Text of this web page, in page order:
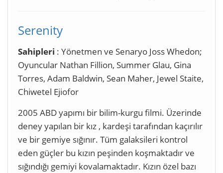
Serenity
Sahipleri : Yönetmen ve Senaryo Joss Whedon;
Oyuncular Nathan Fillion, Summer Glau, Gina
Torres, Adam Baldwin, Sean Maher, Jewel Staite,
Chiwetel Ejiofor
2005 ABD yapımı bir bilim-kurgu filmi. Üzerinde
deney yapılan bir kız , kardeşi tarafından kaçırılır
ve bir gemiye sığınır. Tüm galaksileri kontrol
eden güçler bu kızın peşinden koşmaktadır ve
sığındığı gemiyi kovalamaktadır. Kızın özel bazı